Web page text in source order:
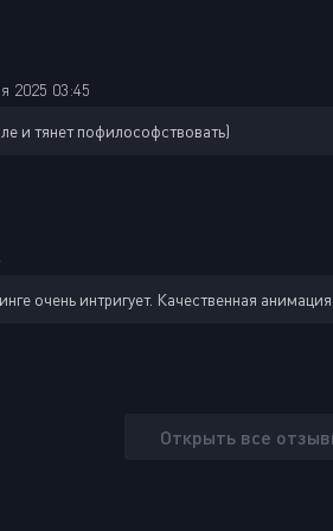
2025 03:45
и тянет пофилософствовать)
очень интригует. Качественная
Открыть все